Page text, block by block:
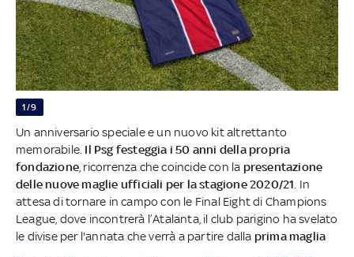
1/9
Un anniversario speciale e un nuovo kit altrettanto
memorabile. Il Psg festeggia i 50 anni della propria
fondazione , ricorrenza che coincide con la presentazione
delle nuove maglie ufficiali per la stagione 2020/21 . In
attesa di tornare in campo con le Final Eight di Champions
League, dove incontrerà l’Atalanta, il club parigino ha svelato
le divise per l'annata che verrà a partire dalla prima maglia